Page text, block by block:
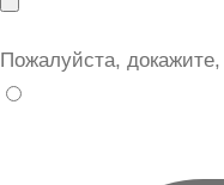
Пожалуйста,